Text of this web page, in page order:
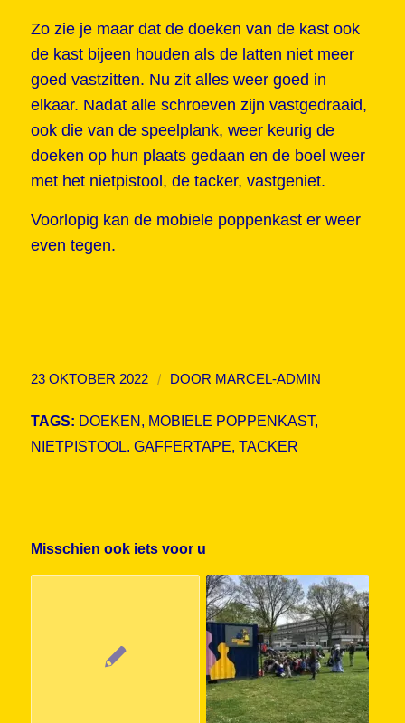
Zo zie je maar dat de doeken van de kast ook
de kast bijeen houden als de latten niet meer
goed vastzitten. Nu zit alles weer goed in
elkaar. Nadat alle schroeven zijn vastgedraaid,
ook die van de speelplank, weer keurig de
doeken op hun plaats gedaan en de boel weer
met het nietpistool, de tacker, vastgeniet.
Voorlopig kan de mobiele poppenkast er weer
even tegen.
23 OKTOBER 2022 / DOOR MARCEL-ADMIN
TAGS: DOEKEN , MOBIELE POPPENKAST,
NIETPISTOOL. GAFFERTAPE, TACKER
Misschien ook iets voor u